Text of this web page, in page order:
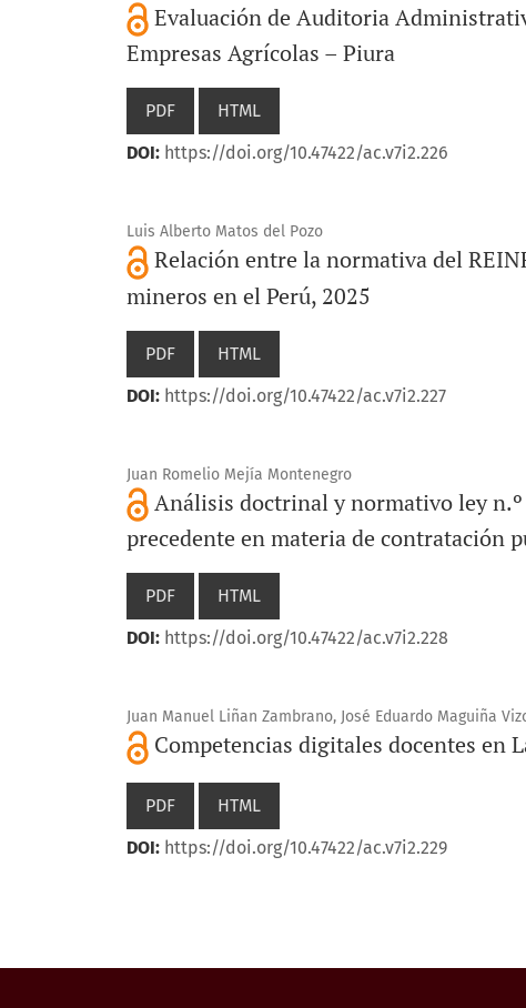
Evaluación de Auditoria
Empresas Agrícolas – Piura
PDF
HTML
DOI: https://doi.org/10.47422/ac.v7i2.226
Luis Alberto Matos del Pozo
Relación entre la normativa del
mineros en el Perú, 2025
PDF
HTML
DOI: https://doi.org/10.47422/ac.v7i2.227
Juan Romelio Mejía Montenegro
Análisis doctrinal y normativo ley
precedente en materia de contratación
PDF
HTML
DOI: https://doi.org/10.47422/ac.v7i2.228
Juan Manuel Liñan Zambrano, José Eduardo Maguiña
Competencias digitales docentes en
PDF
HTML
DOI: https://doi.org/10.47422/ac.v7i2.229